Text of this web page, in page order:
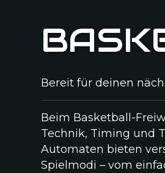
Bereit für deinen
Beim Basketball-
Technik, Timing und
Automaten bieten
Spielmodi – vom